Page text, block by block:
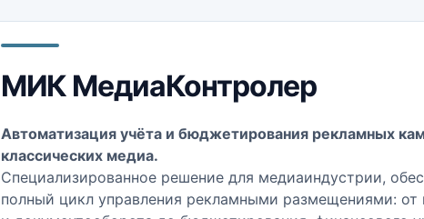
МИК МедиаКонтролер
Автоматизация учёта и бюджетирования рекламных
классических медиа.
Специализированное решение для медиаиндустрии,
полный цикл управления рекламными размещениями: от